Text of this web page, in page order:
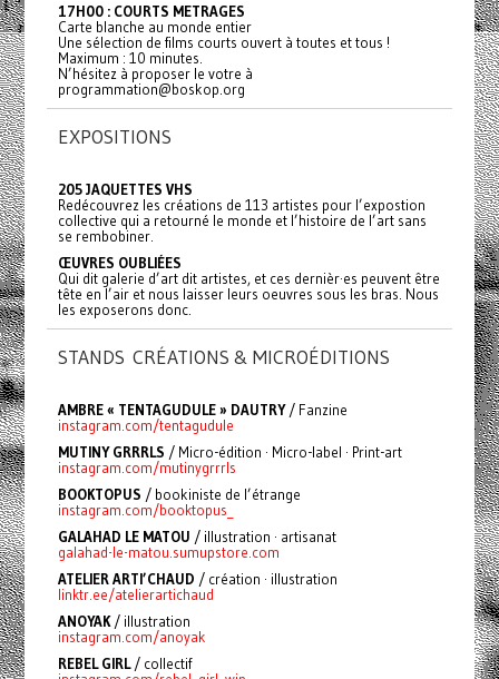
17H00 : COURTS METRAGES
Carte blanche au monde entier
Une sélection de films courts ouvert à toutes et tous !
Maximum : 10 minutes.
N’hésitez à proposer le votre à
programmation@boskop.org
EXPOSITIONS
205 JAQUETTES VHS
Redécouvrez les créations de 113 artistes pour l’expostion
collective qui a retourné le monde et l’histoire de l’art sans
se rembobiner.
ŒUVRES OUBLIÉES
Qui dit galerie d’art dit artistes, et ces dernièr·es peuvent être
tête en l’air et nous laisser leurs oeuvres sous les bras. Nous
les exposerons donc.
STANDS CRÉATIONS & MICROÉDITIONS
AMBRE « TENTAGUDULE » DAUTRY/ Fanzine
instagram.com/tentagudule
MUTINY GRRRLS / Micro-édition · Micro-label · Print-art
instagram.com/mutinygrrrls
BOOKTOPUS / bookiniste de l’étrange
instagram.com/booktopus_
GALAHAD LE MATOU / illustration · artisanat
galahad-le-matou.sumupstore.com
ATELIER ARTI’CHAUD / création · illustration
linktr.ee/atelierartichaud
ANOYAK/ illustration
instagram.com/anoyak
REBEL GIRL/ collectif